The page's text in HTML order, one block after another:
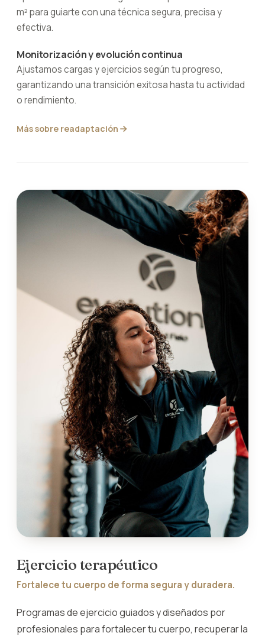
m² para guiarte con una técnica segura, precisa y
efectiva.
Monitorización y evolución continua
Ajustamos cargas y ejercicios según tu progreso,
garantizando una transición exitosa hasta tu actividad
o rendimiento.
Más sobre readaptación
Ejercicio terapéutico
Fortalece tu cuerpo de forma segura y duradera.
Programas de ejercicio guiados y diseñados por
profesionales para fortalecer tu cuerpo, recuperar la